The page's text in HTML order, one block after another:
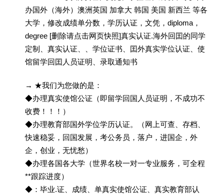
办国外（海外）澳洲英国 加拿大 韩国 美国 新西兰 等各
大学，修改成绩单分数，学历认证，文凭，diploma，
degree [删除请点击网页快照]真实认证.海外回囯的同学
定制、真实认证、、学位证书、囯外真实学位认证、使
馆留学回囯人员证明、录取通知书
→ ★我们为您做的是：
◆办理真实使馆公证（即留学回国人员证明，不成功不
收费！！！）
◆办理教育部国外学位学历认证。（网上可查、存档、
快速稳妥，回国发展，考公务员，落户，进国企，外
企，创业，无忧愁）
◆办理各国各大学（世界名校一对一专业服务，可全程
**跟踪进度）
◆：毕业.证、成绩、单真实使馆公证、真实教育部认